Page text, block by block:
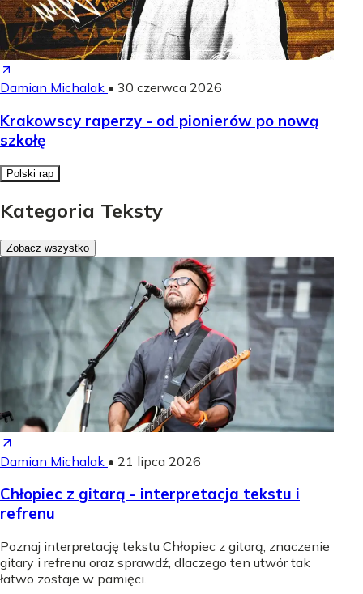
Damian Michalak • 30 czerwca 2026
Krakowscy raperzy - od pionierów po nową
szkołę
Polski rap
Kategoria Teksty
Zobacz wszystko
Damian Michalak • 21 lipca 2026
Chłopiec z gitarą - interpretacja tekstu i
refrenu
Poznaj interpretację tekstu Chłopiec z gitarą, znaczenie
gitary i refrenu oraz sprawdź, dlaczego ten utwór tak
łatwo zostaje w pamięci.